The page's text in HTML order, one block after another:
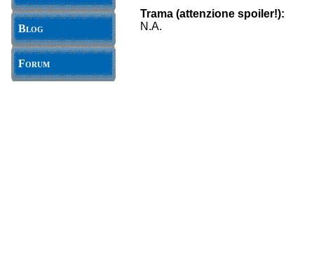
Blog
Forum
Trama (attenzione spoiler!):
N.A.